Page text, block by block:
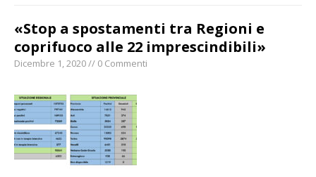
«Stop a spostamenti tra Regioni e
coprifuoco alle 22 imprescindibili»
Dicembre 1, 2020 // 0 Commenti